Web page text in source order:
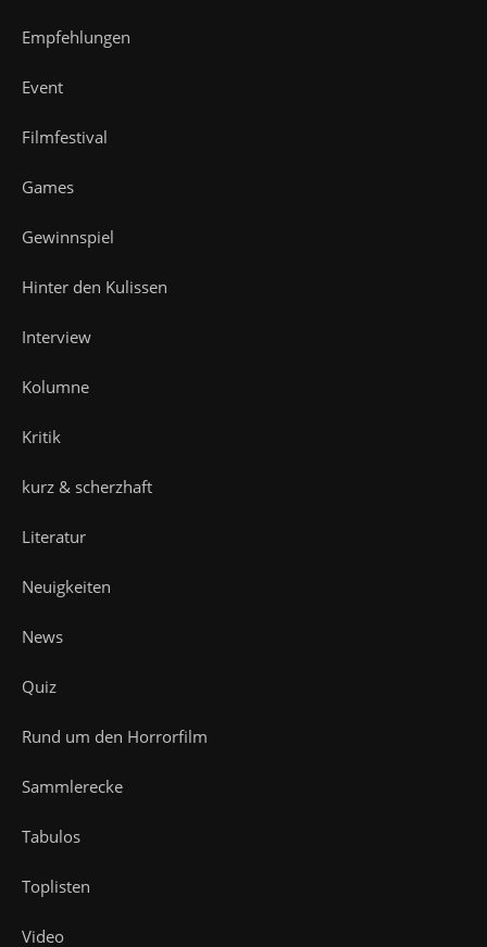
Empfehlungen
Event
Filmfestival
Games
Gewinnspiel
Hinter den Kulissen
Interview
Kolumne
Kritik
kurz & scherzhaft
Literatur
Neuigkeiten
News
Quiz
Rund um den Horrorfilm
Sammlerecke
Tabulos
Toplisten
Video